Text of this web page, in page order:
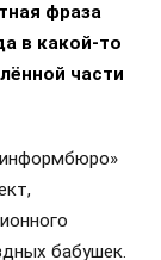
фраза
в какой-то
части
бабушек.